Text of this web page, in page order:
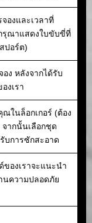
องและเวลาที่
รุณาแสดงใบขับขี่ที่
ปอร์ต)
อง หลังจากได้รับ
งเรา
ในล็อกเกอร์ (ต้อง
ากนั้นเลือกชุด
การซักสะอาด
ของเราจะแนะนำ
นความปลอดภัย